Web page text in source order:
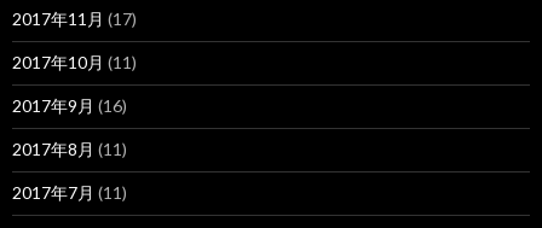
2017年11月 (17)
2017年10月 (11)
2017年9月 (16)
2017年8月 (11)
2017年7月 (11)